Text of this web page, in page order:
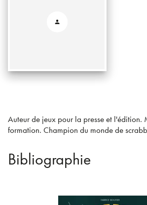
Auteur de jeux pour la presse et l'édition.
formation. Champion du monde de
Bibliographie